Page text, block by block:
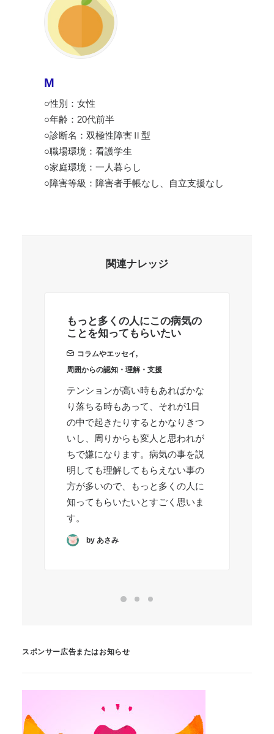
M
○性別：女性
○年齢：20代前半
○診断名：双極性障害Ⅱ型
○職場環境：看護学生
○家庭環境：一人暮らし
○障害等級：障害者手帳なし、自立支援なし
関連ナレッジ
もっと多くの人にこの病気の
ことを知ってもらいたい
コラムやエッセイ,
周囲からの認知・理解・支援
テンションが高い時もあればかな
り落ちる時もあって、それが1日
の中で起きたりするとかなりきつ
いし、周りからも変人と思われが
ちで嫌になります。病気の事を説
明しても理解してもらえない事の
方が多いので、もっと多くの人に
知ってもらいたいとすごく思いま
す。
by あさみ
スポンサー広告またはお知らせ